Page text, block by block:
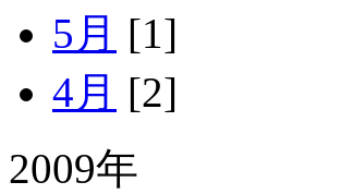
5月 [1]
4月 [2]
2009年